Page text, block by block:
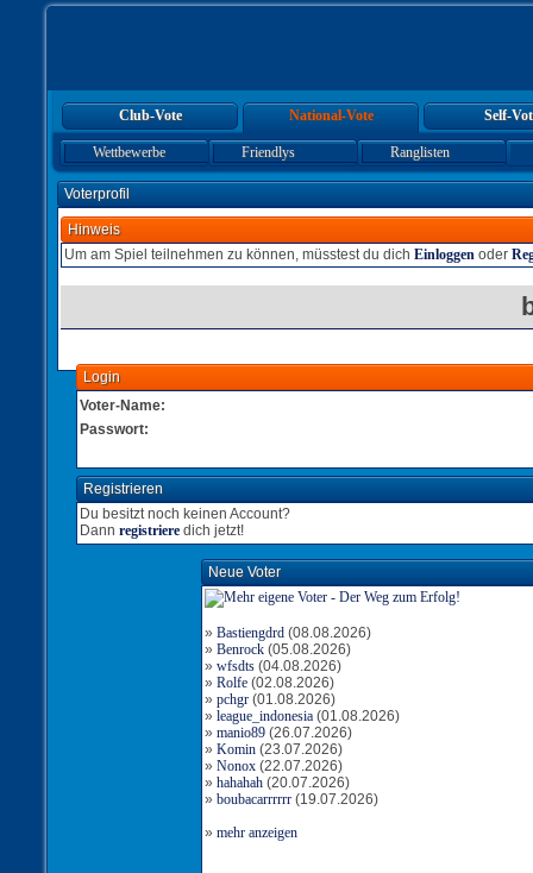
Club-Vote National-Vote Self-
Wettbewerbe Friendlys Ranglisten
Voterprofil
Hinweis
Um am Spiel teilnehmen zu können, müsstest du dich Einloggen oder
Login
Voter-Name:
Passwort:
Registrieren
Du besitzt noch keinen Account?
Dann registriere dich jetzt!
Neue Voter
» Bastiengdrd(08.08.2026)
» Benrock(05.08.2026)
» wfsdts(04.08.2026)
» Rolfe(02.08.2026)
» pchgr(01.08.2026)
» league_indonesia(01.08.2026)
» manio89(26.07.2026)
» Komin(23.07.2026)
» Nonox(22.07.2026)
» hahahah(20.07.2026)
» boubacarrrrrr(19.07.2026)
» mehr anzeigen